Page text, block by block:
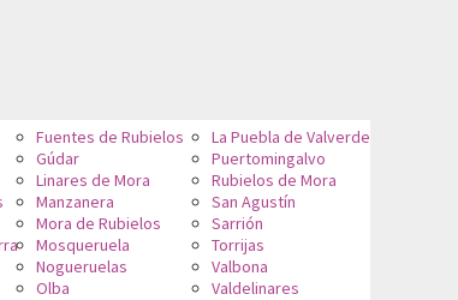
Fuentes de Rubielos
Gúdar
Linares de Mora
Manzanera
Mora de Rubielos
Mosqueruela
Nogueruelas
Olba
La Puebla de Valverde
Puertomingalvo
Rubielos de Mora
San Agustín
Sarrión
Torrijas
Valbona
Valdelinares